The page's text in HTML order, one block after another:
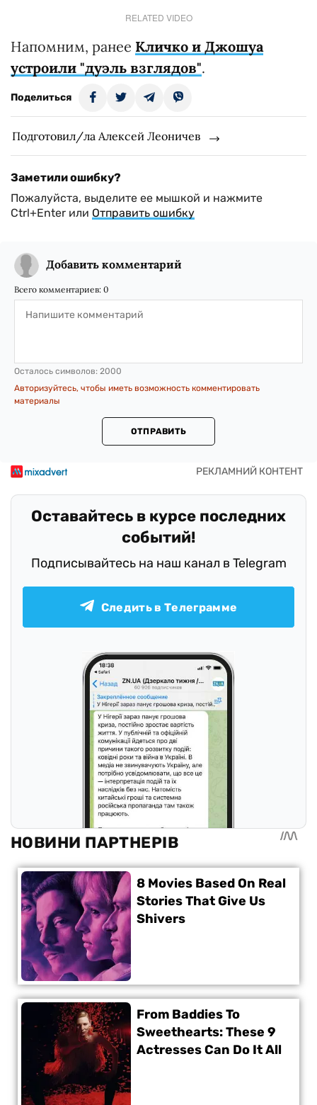
RELATED VIDEO
Напомним, ранее Кличко и Джошуа
устроили "дуэль взглядов".
Поделиться
Подготовил/ла Алексей Леоничев
Заметили ошибку?
Пожалуйста, выделите ее мышкой и нажмите
Ctrl+Enter или Отправить ошибку
Добавить комментарий
Всего комментариев: 0
Осталось символов: 2000
Авторизуйтесь, чтобы иметь возможность комментировать
материалы
ОТПРАВИТЬ
Оставайтесь в курсе последних
событий!
Подписывайтесь на наш канал в Telegram
Следить в Телеграмме